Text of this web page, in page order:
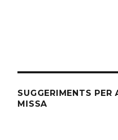
SUGGERIMENTS
MISSA